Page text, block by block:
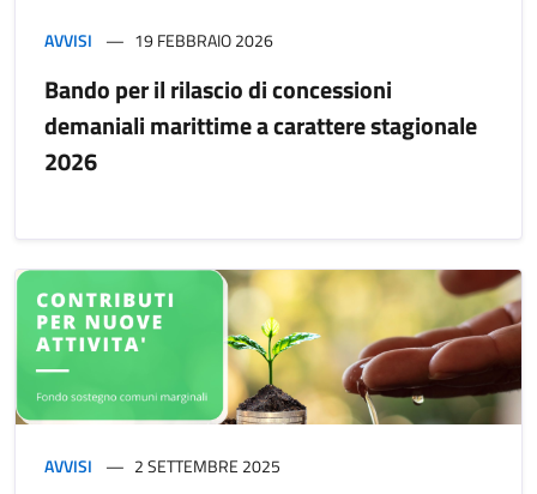
AVVISI 19 FEBBRAIO 2026
Bando per il rilascio di concessioni
demaniali marittime a carattere stagionale
2026
AVVISI 2 SETTEMBRE 2025